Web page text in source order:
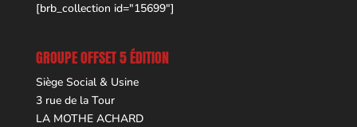
[brb_collection id="15699"]
GROUPE OFFSET 5 ÉDITION
Siège Social & Usine
3 rue de la Tour
LA MOTHE ACHARD